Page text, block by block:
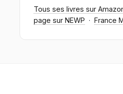
Tous ses livres sur
page sur NEWP · France